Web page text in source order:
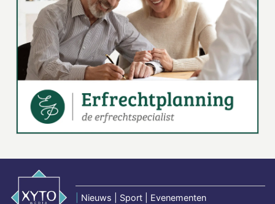
Nieuws | Sport | Evenementen